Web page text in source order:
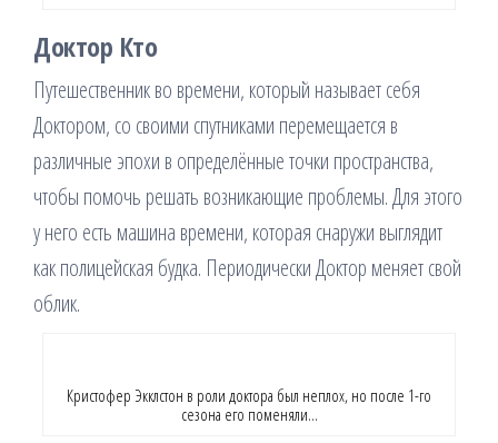
Доктор Кто
Путешественник во времени, который называет себя
Доктором, со своими спутниками перемещается в
различные эпохи в определённые точки пространства,
чтобы помочь решать возникающие проблемы. Для этого
у него есть машина времени, которая снаружи выглядит
как полицейская будка. Периодически Доктор меняет свой
облик.
Кристофер Экклстон в роли доктора был неплох, но после 1-го
сезона его поменяли…